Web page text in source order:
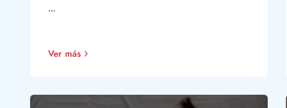
...
Ver más